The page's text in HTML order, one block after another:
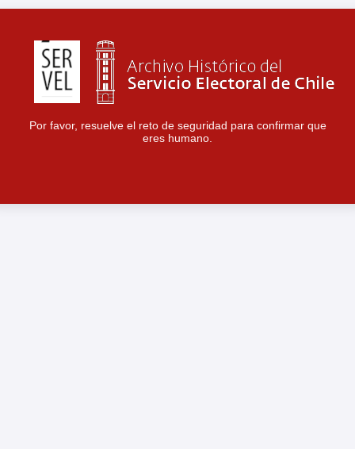
Por favor, resuelve el reto de seguridad para confirmar que
eres humano.